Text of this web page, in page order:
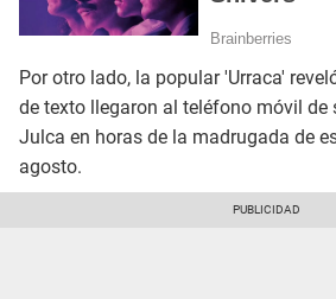
Por otro lado, la popular 'Urraca'
de texto llegaron al teléfono móvil de
Julca en horas de la madrugada de
agosto.